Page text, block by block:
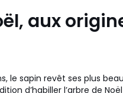
aux
le sapin revêt ses plus
d’habiller l’arbre de